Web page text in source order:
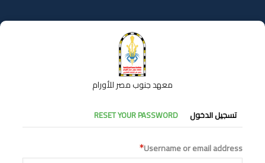
إلى
المحتوى
معهد جنوب مصر للأورام
التبويبات
الأساسية
تسجيل الدخول RESET YOUR PASSWORD
Username or email address